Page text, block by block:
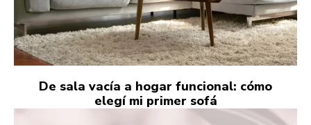
De sala vacía a hogar funcional: cómo
elegí mi primer sofá